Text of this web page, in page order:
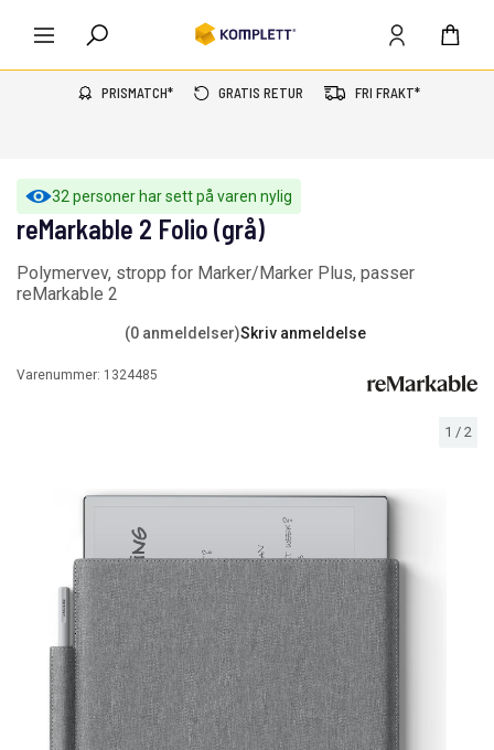
PRISMATCH* GRATIS RETUR FRI FRAKT*
32 personer har sett på varen nylig
1 / 2
reMarkable 2 Folio (grå)
Polymervev, stropp for Marker/Marker Plus, passer
reMarkable 2
(0 anmeldelser)Skriv anmeldelse
Varenummer: 1324485